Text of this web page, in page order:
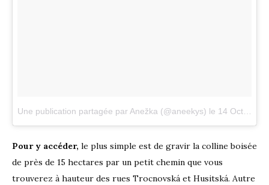
Une publication partagée par Anežka (@aneekys) le 14 Oct. 2017 à 10 :00 PDT
Pour y accéder, le plus simple est de gravir la colline boisée
de près de 15 hectares par un petit chemin que vous
trouverez à hauteur des rues Trocnovská et Husitská. Autre